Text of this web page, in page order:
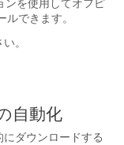
ンを使用してオフピ
できます。
。
自動化
ダウンロードする